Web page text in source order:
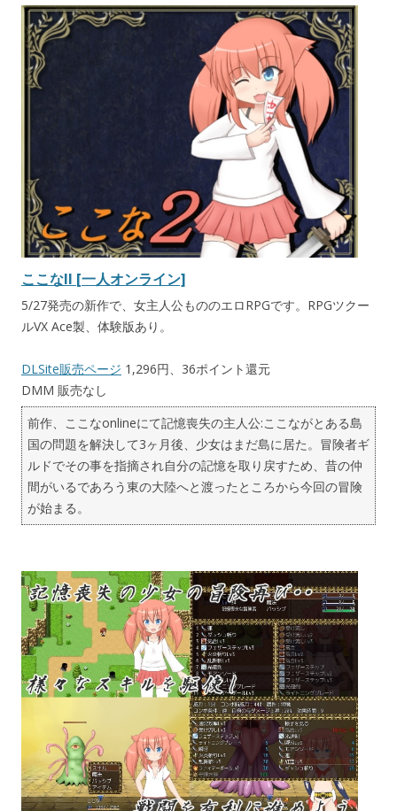
ここなII [一人オンライン]
5/27発売の新作で、女主人公もののエロRPGです。RPGツクー
ルVX Ace製、体験版あり。
DLSite販売ページ 1,296円、36ポイント還元
DMM 販売なし
前作、ここなonlineにて記憶喪失の主人公:ここながとある島
国の問題を解決して3ヶ月後、少女はまだ島に居た。冒険者ギ
ルドでその事を指摘され自分の記憶を取り戻すため、昔の仲
間がいるであろう東の大陸へと渡ったところから今回の冒険
が始まる。